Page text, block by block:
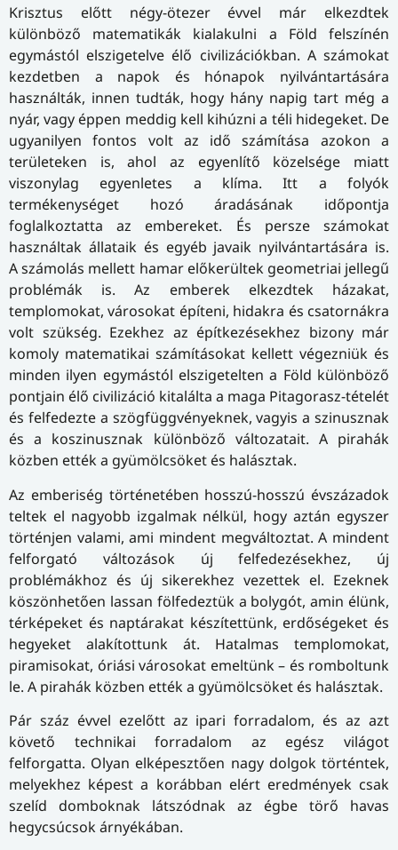
Krisztus előtt négy-ötezer évvel már elkezdtek
különböző matematikák kialakulni a Föld felszínén
egymástól elszigetelve élő civilizációkban. A számokat
kezdetben a napok és hónapok nyilvántartására
használták, innen tudták, hogy hány napig tart még a
nyár, vagy éppen meddig kell kihúzni a téli hidegeket. De
ugyanilyen fontos volt az idő számítása azokon a
területeken is, ahol az egyenlítő közelsége miatt
viszonylag egyenletes a klíma. Itt a folyók
termékenységet hozó áradásának időpontja
foglalkoztatta az embereket. És persze számokat
használtak állataik és egyéb javaik nyilvántartására is.
A számolás mellett hamar előkerültek geometriai jellegű
problémák is. Az emberek elkezdtek házakat,
templomokat, városokat építeni, hidakra és csatornákra
volt szükség. Ezekhez az építkezésekhez bizony már
komoly matematikai számításokat kellett végezniük és
minden ilyen egymástól elszigetelten a Föld különböző
pontjain élő civilizáció kitalálta a maga Pitagorasz-tételét
és felfedezte a szögfüggvényeknek, vagyis a szinusznak
és a koszinusznak különböző változatait. A pirahák
közben ették a gyümölcsöket és halásztak.
Az emberiség történetében hosszú-hosszú évszázadok
teltek el nagyobb izgalmak nélkül, hogy aztán egyszer
történjen valami, ami mindent megváltoztat. A mindent
felforgató változások új felfedezésekhez, új
problémákhoz és új sikerekhez vezettek el. Ezeknek
köszönhetően lassan fölfedeztük a bolygót, amin élünk,
térképeket és naptárakat készítettünk, erdőségeket és
hegyeket alakítottunk át. Hatalmas templomokat,
piramisokat, óriási városokat emeltünk – és romboltunk
le. A pirahák közben ették a gyümölcsöket és halásztak.
Pár száz évvel ezelőtt az ipari forradalom, és az azt
követő technikai forradalom az egész világot
felforgatta. Olyan elképesztően nagy dolgok történtek,
melyekhez képest a korábban elért eredmények csak
szelíd domboknak látszódnak az égbe törő havas
hegycsúcsok árnyékában.